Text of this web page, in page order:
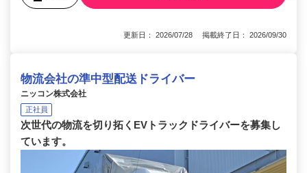
更新日： 2026/07/28 掲載終了日： 2026/09/30
物流会社の準中型配送ドライバー
ニッコン株式会社
正社員
次世代の物流を切り拓くEVトラックドライバーを募集し
ています。